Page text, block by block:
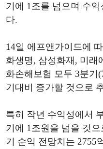
기에 1조를 넘으며 수
다.
14일 에프앤가이드에
화생명, 삼성화재, 미래
화손해보험 모두 3분기
기대비 증가할 것으로
특히 작년 수익성에서
기에 1조원을 넘을 것
기 순익 전망치는 2755